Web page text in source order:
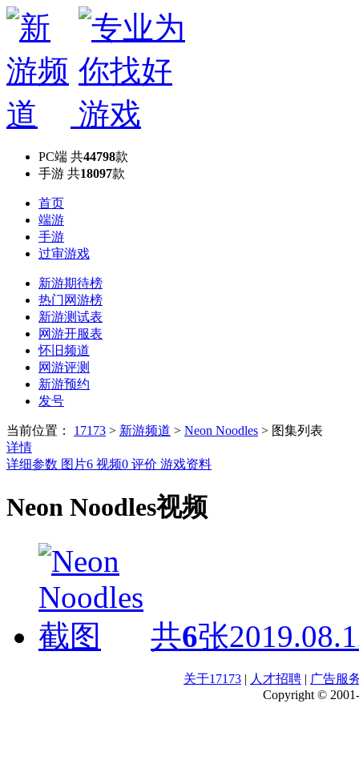
PC端 共44798款
手游 共18097款
首页
端游
手游
过审游戏
新游期待榜
热门网游榜
新游测试表
网游开服表
怀旧频道
网游评测
新游预约
发号
当前位置： 17173 > 新游频道 > Neon Noodles > 图集列表
详情
详细参数 图片6 视频0 评价 游戏资料
Neon Noodles视频
共6张
关于17173 | 人才招聘 | 广告服
Copyright ©